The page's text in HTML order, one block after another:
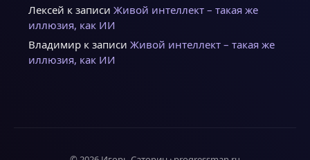
Лексей к записи Живой интеллект – такая же
иллюзия, как ИИ
Владимир к записи Живой интеллект – такая же
иллюзия, как ИИ